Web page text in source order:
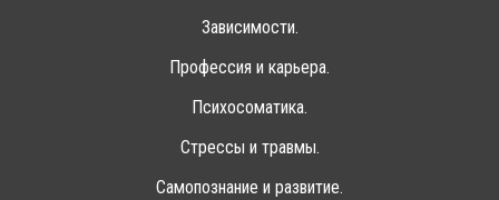
Зависимости.
Профессия и карьера.
Психосоматика.
Стрессы и травмы.
Самопознание и развитие.